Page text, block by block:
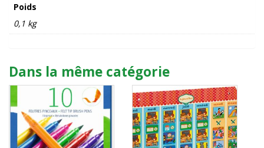
Poids
0,1 kg
Dans la même catégorie